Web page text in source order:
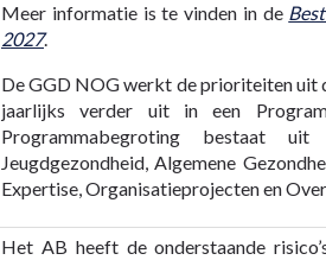
Meer informatie is te vinden in de
2027.
De GGD NOG werkt de prioriteiten uit
jaarlijks verder uit in een
Programmabegroting bestaat
Jeugdgezondheid, Algemene
Expertise, Organisatieprojecten en
Het AB heeft de onderstaande